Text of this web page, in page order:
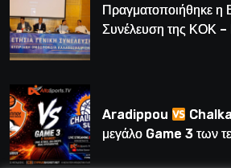
Πραγματοποιήθηκε η
Συνέλευση της ΚΟΚ
Aradippou
μεγάλο Game 3 των